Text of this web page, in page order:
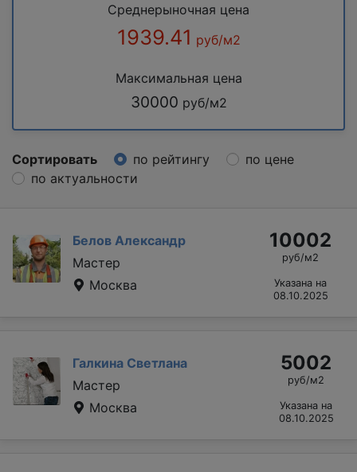
Среднерыночная цена
1939.41 руб/м2
Максимальная цена
30000 руб/м2
Сортировать по рейтингу
по цене
по актуальности
Белов Александр
Мастер
Москва
10002
руб/м2
Указана на
08.10.2025
Галкина Светлана
Мастер
Москва
5002
руб/м2
Указана на
08.10.2025